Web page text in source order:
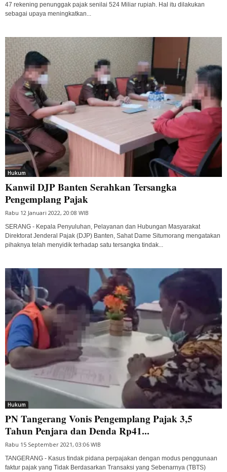
47 rekening penunggak pajak senilai 524 Miliar rupiah. Hal itu dilakukan
sebagai upaya meningkatkan...
Hukum
Kanwil DJP Banten Serahkan Tersangka
Pengemplang Pajak
Rabu 12 Januari 2022, 20:08 WIB
SERANG - Kepala Penyuluhan, Pelayanan dan Hubungan Masyarakat
Direktorat Jenderal Pajak (DJP) Banten, Sahat Dame Situmorang mengatakan
pihaknya telah menyidik terhadap satu tersangka tindak...
Hukum
PN Tangerang Vonis Pengemplang Pajak 3,5
Tahun Penjara dan Denda Rp41...
Rabu 15 September 2021, 03:06 WIB
TANGERANG - Kasus tindak pidana perpajakan dengan modus penggunaan
faktur pajak yang Tidak Berdasarkan Transaksi yang Sebenarnya (TBTS)